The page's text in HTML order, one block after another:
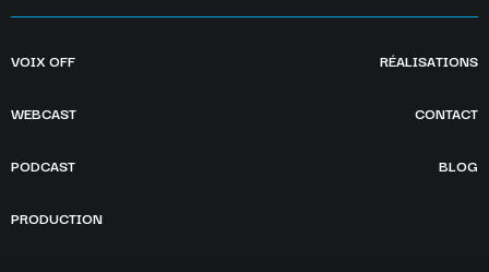
VOIX OFF
WEBCAST
PODCAST
PRODUCTION
RÉALISATIONS
CONTACT
BLOG